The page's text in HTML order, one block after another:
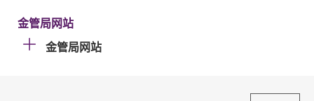
金管局网站
金管局网站